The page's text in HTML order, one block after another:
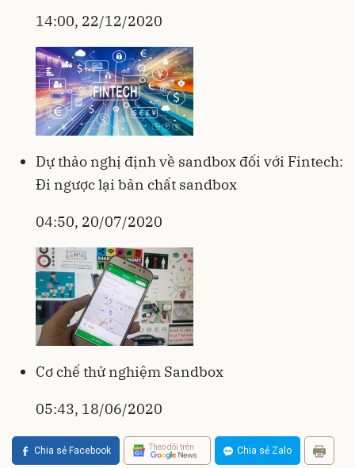
14:00, 22/12/2020
Dự thảo nghị định về sandbox đối với Fintech:
Đi ngược lại bản chất sandbox
04:50, 20/07/2020
Cơ chế thử nghiệm Sandbox
05:43, 18/06/2020
Chia sẻ Facebook Theo dõi trên Chia sẻ Zalo